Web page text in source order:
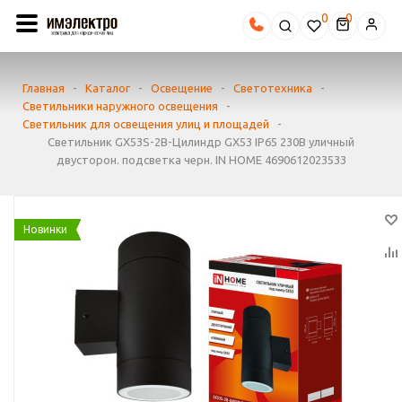
0
Главная - Каталог - Освещение - Светотехника
-
Светильники наружного освещения
-
Светильник для освещения улиц и площадей
-
Светильник GX53S-2B-Цилиндр GX53 IP65 230В уличный
двусторон. подсветка черн. IN HOME 4690612023533
Новинки